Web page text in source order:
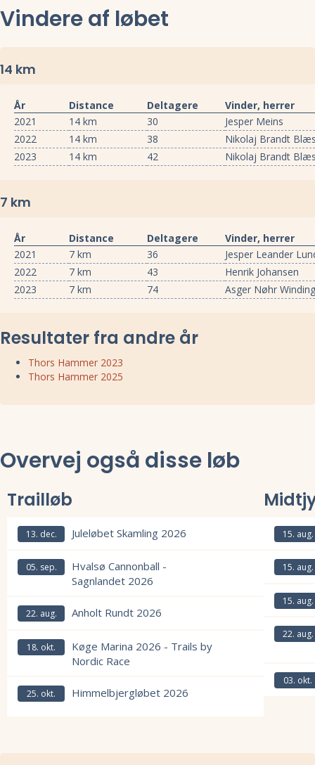
Vindere af løbet
14 km
År Distance Deltagere
Vinder, herrer
2021
14 km 30
Jesper Meins
2022
14 km 38
Nikolaj Brandt
2023
14 km 42 Nikolaj Brandt
7 km
År Distance Deltagere
Vinder, herrer
2021
7 km 36
Jesper Leander
2022
7 km 43
Henrik Johansen
2023
7 km 74 Asger Nøhr
Resultater fra andre år
Thors Hammer 2023
Thors Hammer 2025
Overvej også disse løb
Trailløb
13. dec. Juleløbet Skamling 2026
05. sep.
Hvalsø Cannonball -
Sagnlandet 2026
Læs mere om Hvalsø Cannonball - Sagnlandet 2026 og se
22. aug. Anholt Rundt 2026
Læs mere om Anholt Rundt 2026 og se tilmelding, deltagerliste,
18. okt.
Køge Marina 2026 - Trails by
Nordic Race
Læs mere om Køge Marina 2026 - Trails by Nordic Race og se
25. okt. Himmelbjergløbet 2026
15. aug.
15. aug.
15. aug.
22. aug.
03. okt.